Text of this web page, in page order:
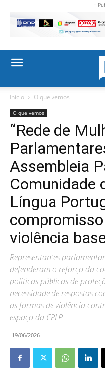
-
Início O que vemos
O que vemos
“Rede de
Assembleia
Comunidade
Língua
violência
Representantes
defenderam o reforço da
políticas públicas de
necessidade de respostas
as formas de violência
espaço da CPLP
19/06/2026